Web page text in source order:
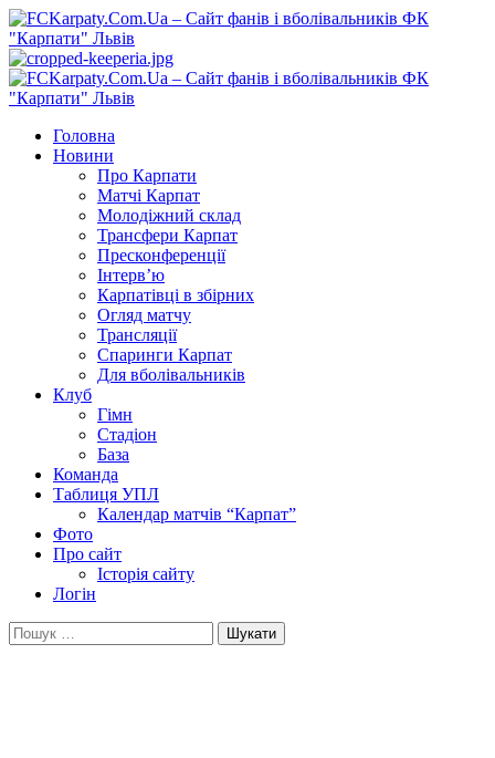
Перейти
до
вмісту
Primary
Menu
Головна
Новини
Про Карпати
Матчі Карпат
Молодіжний склад
Трансфери Карпат
Пресконференції
Інтерв’ю
Карпатівці в збірних
Огляд матчу
Трансляції
Спаринги Карпат
Для вболівальників
Клуб
Гімн
Стадіон
База
Команда
Таблиця УПЛ
Календар матчів “Карпат”
Фото
Про сайт
Історія сайту
Логін
Пошук: